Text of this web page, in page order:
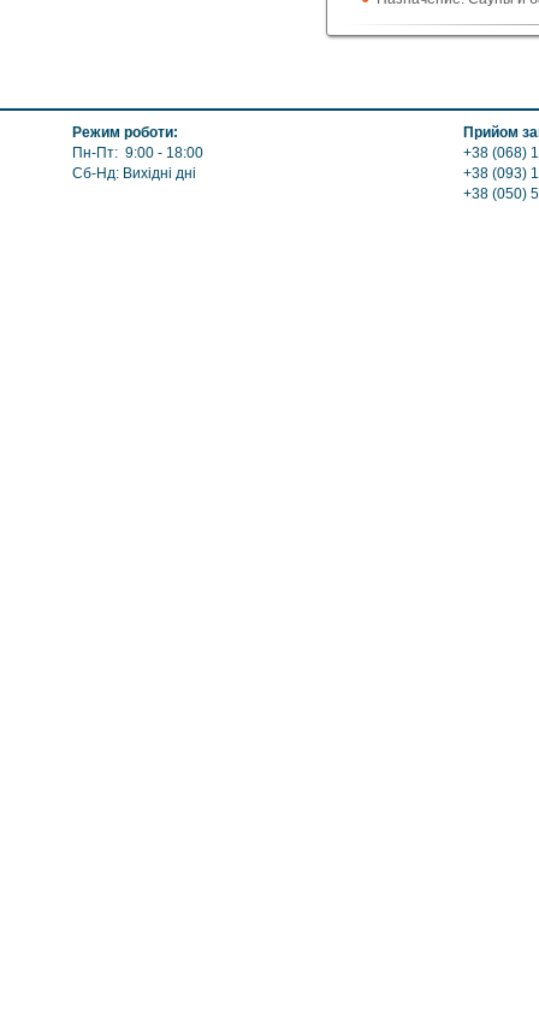
Режим роботи:
Пн-Пт: 9:00 - 18:00
Сб-Нд: Вихідні дні
Прийом
+38 (068)
+38 (093)
+38 (050)